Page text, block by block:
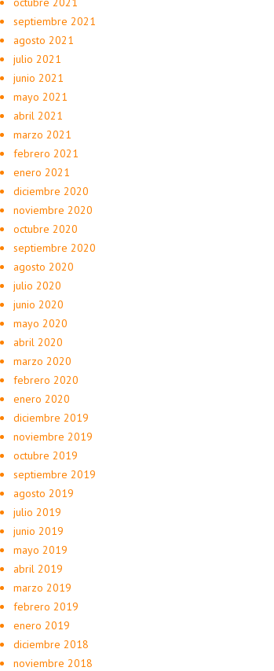
septiembre 2021
agosto 2021
julio 2021
junio 2021
mayo 2021
abril 2021
marzo 2021
febrero 2021
enero 2021
diciembre 2020
noviembre 2020
octubre 2020
septiembre 2020
agosto 2020
julio 2020
junio 2020
mayo 2020
abril 2020
marzo 2020
febrero 2020
enero 2020
diciembre 2019
noviembre 2019
octubre 2019
septiembre 2019
agosto 2019
julio 2019
junio 2019
mayo 2019
abril 2019
marzo 2019
febrero 2019
enero 2019
diciembre 2018
noviembre 2018